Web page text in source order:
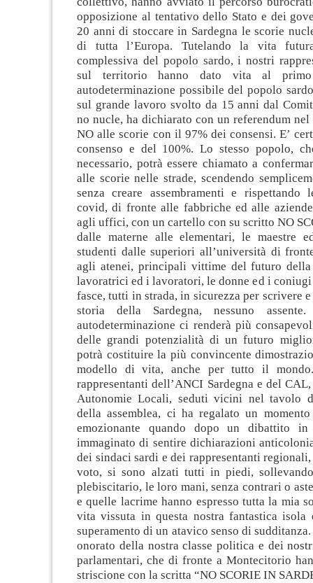
opposizione al tentativo dello Stato e dei
20 anni di stoccare in Sardegna le scorie
di tutta l’Europa. Tutelando la vita
complessiva del popolo sardo, i nostri
sul territorio hanno dato vita al
autodeterminazione possibile del popolo
sul grande lavoro svolto da 15 anni dal
no nucle, ha dichiarato con un referendum
NO alle scorie con il 97% dei consensi. E’
consenso e del 100%. Lo stesso popolo,
necessario, potrà essere chiamato a
alle scorie nelle strade, scendendo
senza creare assembramenti e rispettando
covid, di fronte alle fabbriche ed alle
agli uffici, con un cartello con su scritto NO
dalle materne alle elementari, le maestre
studenti dalle superiori all’università di
agli atenei, principali vittime del futuro
lavoratrici ed i lavoratori, le donne ed i
fasce, tutti in strada, in sicurezza per scrivere
storia della Sardegna, nessuno
autodeterminazione ci renderà più
delle grandi potenzialità di un futuro
potrà costituire la più convincente
modello di vita, anche per tutto il
rappresentanti dell’ANCI Sardegna e del
Autonomie Locali, seduti vicini nel tavolo
della assemblea, ci ha regalato un momento
emozionante quando dopo un dibattito
immaginato di sentire dichiarazioni
dei sindaci sardi e dei rappresentanti
voto, si sono alzati tutti in piedi,
plebiscitario, le loro mani, senza contrari o
e quelle lacrime hanno espresso tutta la mia
vita vissuta in questa nostra fantastica
superamento di un atavico senso di
onorato della nostra classe politica e dei
parlamentari, che di fronte a Montecitorio
striscione con la scritta “NO SCORIE IN